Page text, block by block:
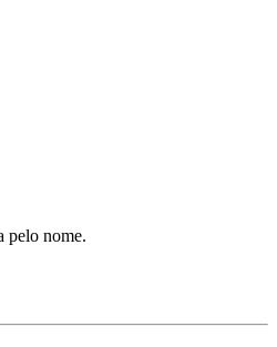
pelo nome.